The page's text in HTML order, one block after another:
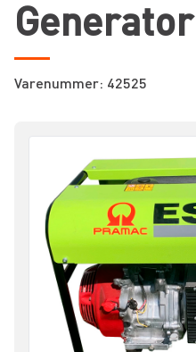
Varenummer: 42525